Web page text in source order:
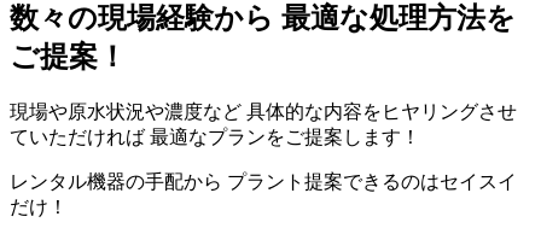
数々の現場経験から 最適な処理方法を
ご提案！
現場や原水状況や濃度など 具体的な内容をヒヤリングさせ
ていただければ 最適なプランをご提案します！
レンタル機器の手配から プラント提案できるのはセイスイ
だけ！